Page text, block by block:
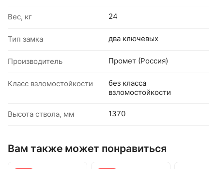
Вес, кг 24
Тип замка два ключевых
Производитель Промет (Россия)
Класс взломостойкости
без класса
взломостойкости
Высота ствола, мм 1370
Вам также может понравиться